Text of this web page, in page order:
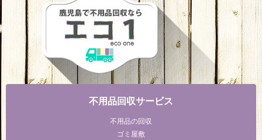
不用品回収サービス
不用品の回収
ゴミ屋敷